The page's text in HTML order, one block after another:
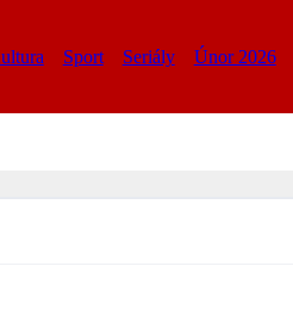
Sport Seriály Únor 2026